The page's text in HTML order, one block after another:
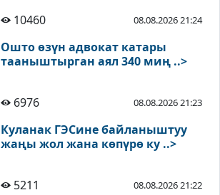
10460 08.08.2026 21:24
Ошто өзүн адвокат катары
тааныштырган аял 340 миң ..>
6976 08.08.2026 21:23
Куланак ГЭСине байланыштуу
жаңы жол жана көпүрө ку ..>
5211 08.08.2026 21:22